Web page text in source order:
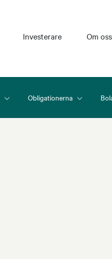
Investerare Om oss
Obligationerna